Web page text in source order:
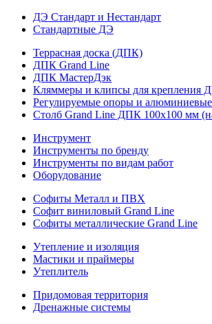
ДЭ Стандарт и Нестандарт
Стандартные ДЭ
Террасная доска (ДПК)
ДПК Grand Line
ДПК МастерДэк
Кляммеры и клипсы для крепления
Регулируемые опоры и
Столб Grand Line ДПК 100х100 мм
Инструмент
Инструменты по бренду
Инструменты по видам работ
Оборудование
Софиты Металл и ПВХ
Софит виниловый Grand Line
Софиты металлические Grand Line
Утепление и изоляция
Мастики и праймеры
Утеплитель
Придомовая территория
Дренажные системы